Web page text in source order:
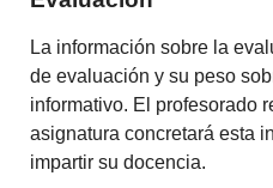
La información sobre la
de evaluación y su peso
informativo. El profesorado
asignatura concretará esta
impartir su docencia.